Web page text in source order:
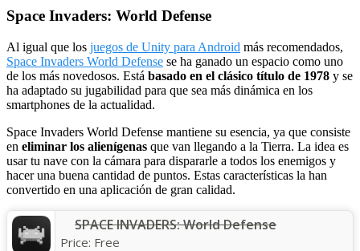
Space Invaders: World Defense
Al igual que los juegos de Unity para Android más recomendados,
Space Invaders World Defense se ha ganado un espacio como uno
de los más novedosos. Está basado en el clásico título de 1978 y se
ha adaptado su jugabilidad para que sea más dinámica en los
smartphones de la actualidad.
Space Invaders World Defense mantiene su esencia, ya que consiste
en eliminar los alienígenas que van llegando a la Tierra. La idea es
usar tu nave con la cámara para dispararle a todos los enemigos y
hacer una buena cantidad de puntos. Estas características la han
convertido en una aplicación de gran calidad.
SPACE INVADERS: World Defense
Price: Free